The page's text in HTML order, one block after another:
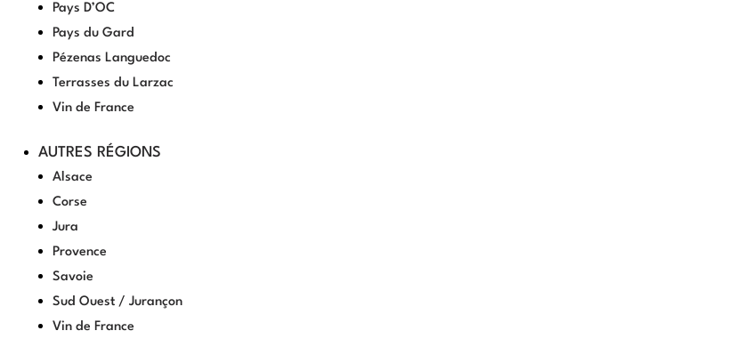
Pays D’OC
Pays du Gard
Pézenas Languedoc
Terrasses du Larzac
Vin de France
AUTRES RÉGIONS
Alsace
Corse
Jura
Provence
Savoie
Sud Ouest / Jurançon
Vin de France